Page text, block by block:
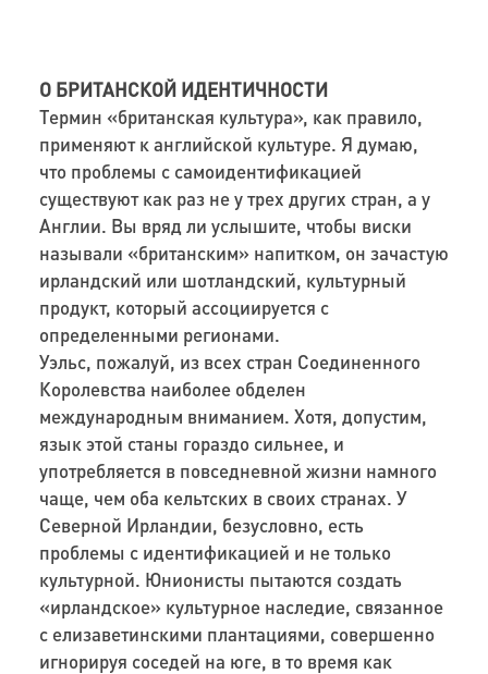
О БРИТАНСКОЙ ИДЕНТИЧНОСТИ
Термин «британская культура», как правило,
применяют к английской культуре. Я думаю,
что проблемы с самоидентификацией
существуют как раз не у трех других стран, а у
Англии. Вы вряд ли услышите, чтобы виски
называли «британским» напитком, он зачастую
ирландский или шотландский, культурный
продукт, который ассоциируется с
определенными регионами.
Уэльс, пожалуй, из всех стран Соединенного
Королевства наиболее обделен
международным вниманием. Хотя, допустим,
язык этой станы гораздо сильнее, и
употребляется в повседневной жизни намного
чаще, чем оба кельтских в своих странах. У
Северной Ирландии, безусловно, есть
проблемы с идентификацией и не только
культурной. Юнионисты пытаются создать
«ирландское» культурное наследие, связанное
с елизаветинскими плантациями, совершенно
игнорируя соседей на юге, в то время как